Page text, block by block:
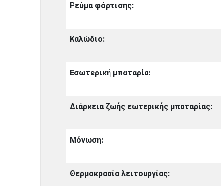
Ρεύμα φόρτισης:
Καλώδιο:
Εσωτερική μπαταρία:
Διάρκεια ζωής εωτερικής μπαταρίας:
Μόνωση:
Θερμοκρασία λειτουργίας: